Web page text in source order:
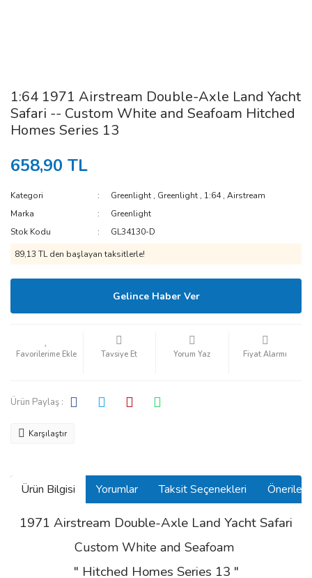
1:64 1971 Airstream Double-Axle Land Yacht
Safari -- Custom White and Seafoam Hitched
Homes Series 13
658,90 TL
Kategori Greenlight , Greenlight , 1:64,Airstream
Marka
Greenlight
Stok Kodu
GL34130-D
89,13 TL den başlayan taksitlerle!
Gelince Haber Ver
Tavsiye Et Yorum Yaz Fiyat Alarmı
Ürün Paylaş :
Karşılaştır
Ürün Bilgisi Yorumlar Taksit Seçenekleri
1971 Airstream Double-Axle Land Yacht Safari
Custom White and Seafoam
" Hitched Homes Series 13 "